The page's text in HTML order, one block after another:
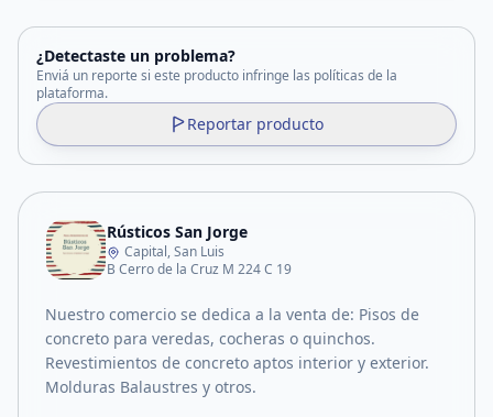
¿Detectaste un problema?
Enviá un reporte si este producto infringe las políticas de la
plataforma.
Reportar producto
Rústicos San Jorge
Capital, San Luis
B Cerro de la Cruz M 224 C 19
Nuestro comercio se dedica a la venta de: Pisos de
concreto para veredas, cocheras o quinchos.
Revestimientos de concreto aptos interior y exterior.
Molduras Balaustres y otros.